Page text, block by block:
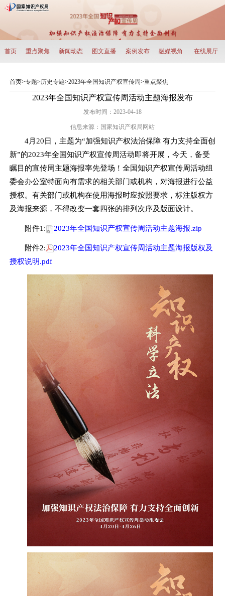
首页 重点聚焦 新闻动态 图文直播 案例发布 融媒视角 在线展厅
首页>专题>历史专题>2023年全国知识产权宣传周>重点聚焦
2023年全国知识产权宣传周活动主题海报发布
发布时间：2023-04-18
信息来源： 国家知识产权局网站
4月20日，主题为“加强知识产权法治保障 有力支持全面创
新”的2023年全国知识产权宣传周活动即将开展，今天，备受
瞩目的宣传周主题海报率先登场！全国知识产权宣传周活动组
委会办公室特面向有需求的相关部门或机构，对海报进行公益
授权。有关部门或机构在使用海报时应按照要求，标注版权方
及海报来源，不得改变一套四张的排列次序及版面设计。
附件1: 2023年全国知识产权宣传周活动主题海报.zip
附件2:
2023年全国知识产权宣传周活动主题海报版权及
授权说明.pdf